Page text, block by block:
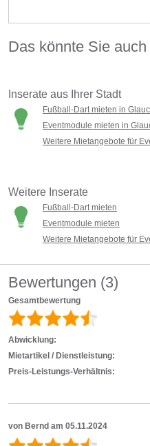
Das könnte Sie
Inserate aus Ihrer Stadt
Fußball-Dart mieten in
Eventmodule mieten in
Weitere Mietangebote für
Weitere Inserate
Fußball-Dart mieten
Eventmodule mieten
Weitere Mietangebote für
Bewertungen (3)
Gesamtbewertung
Abwicklung:
Mietartikel / Dienstleistung:
Preis-Leistungs-Verhältnis:
von Bernd am 05.11.2024